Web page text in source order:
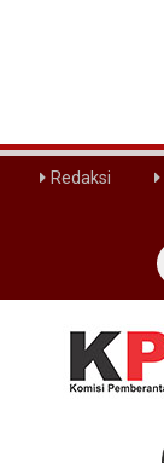
Redaksi